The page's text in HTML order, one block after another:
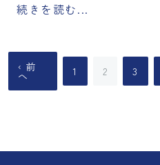
続きを読む...
‹ 前
へ 1 2 3